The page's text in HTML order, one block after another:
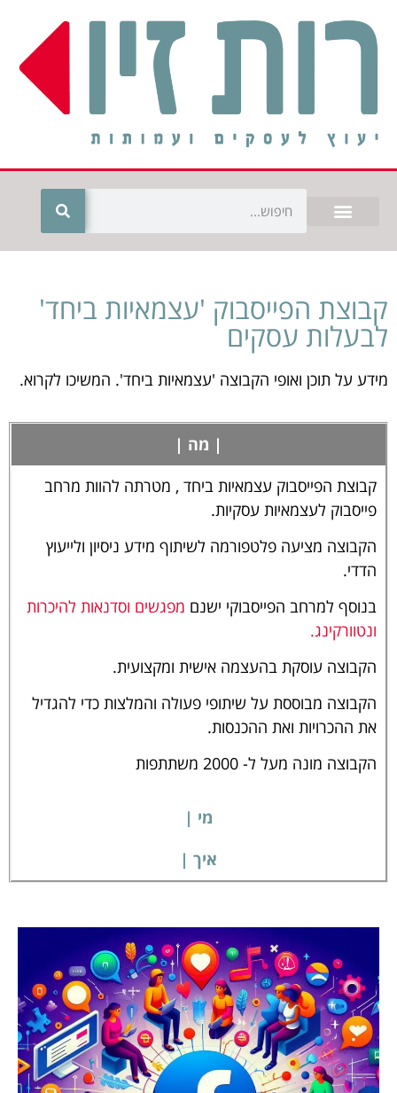
קבוצת הפייסבוק 'עצמאיות ביחד'
לבעלות עסקים
מידע על תוכן ואופי הקבוצה 'עצמאיות ביחד'. המשיכו לקרוא.
| מה |
קבוצת הפייסבוק עצמאיות ביחד , מטרתה להוות מרחב
פייסבוק לעצמאיות עסקיות.
הקבוצה מציעה פלטפורמה לשיתוף מידע ניסיון ולייעוץ
הדדי.
בנוסף למרחב הפייסבוקי ישנם מפגשים וסדנאות להיכרות
ונטוורקינג.
הקבוצה עוסקת בהעצמה אישית ומקצועית.
הקבוצה מבוססת על שיתופי פעולה והמלצות כדי להגדיל
את ההכרויות ואת ההכנסות.
הקבוצה מונה מעל ל- 2000 משתתפות
מי |
איך |